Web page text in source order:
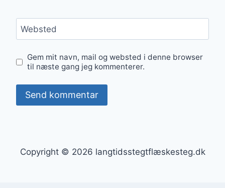
Websted
Gem mit navn, mail og websted i denne browser
til næste gang jeg kommenterer.
Copyright © 2026 langtidsstegtflæskesteg.dk